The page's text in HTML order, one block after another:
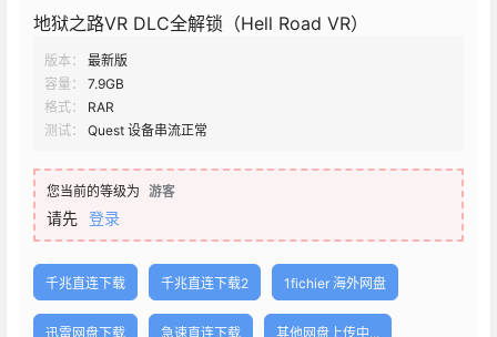
地狱之路VR DLC全解锁（Hell Road VR）
版本：
最新版
容量：
7.9GB
格式：
RAR
测试：
Quest 设备串流正常
您当前的等级为 游客
请先 登录
千兆直连下载 千兆直连下载2 1fichier 海外网盘
迅雷网盘下载 急速直连下载 其他网盘上传中...